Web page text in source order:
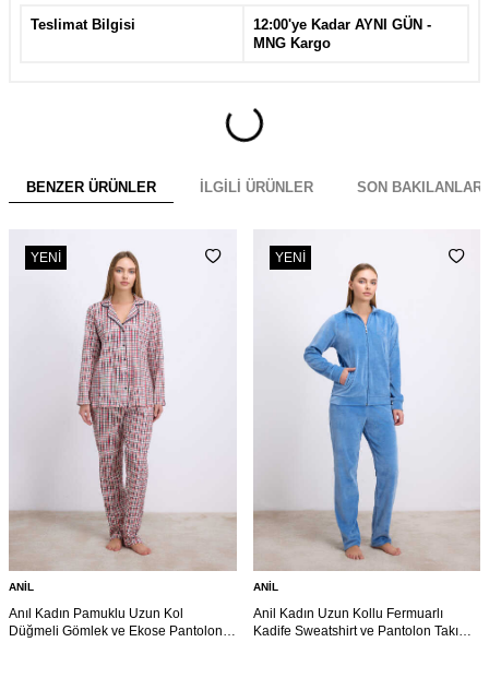
Teslimat Bilgisi
12:00'ye Kadar AYNI GÜN -
MNG Kargo
BENZER ÜRÜNLER İLGILI ÜRÜNLER SON BAKILANLAR
YENI
ANIL
Anıl Kadın Pamuklu Uzun Kol
Düğmeli Gömlek ve Ekose Pantolon
YENI
ANIL
Anil Kadın Uzun Kollu Fermuarlı
Kadife Sweatshirt ve Pantolon Takım